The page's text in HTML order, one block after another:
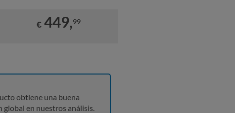
€ 449,99
obtiene una buena
global en nuestros análisis.